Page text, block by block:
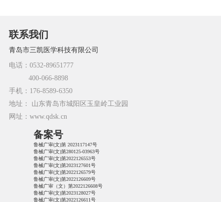
联系我们
青岛市三凯医学科技有限公司
电话：0532-89651777
400-066-8898
手机：176-8589-6350
地址： 山东青岛市城阳区玉皇岭工业园
网址：www.qdsk.cn
备案号
鲁械广审(文)第 2023117147号
鲁械广审(文)第280125-03963号
鲁械广审(文)第2022126553号
鲁械广审(文)第2023127601号
鲁械广审(文)第2022126579号
鲁械广审(文)第2022126609号
鲁械广审（文）第2022126608号
鲁械广审(文)第2023128027号
鲁械广审(文)第2022126611号